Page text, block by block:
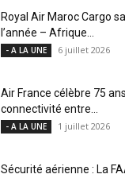
Royal Air Maroc Cargo
l’année – Afrique...
- A LA UNE 6 juillet 2026
Air France célèbre 75
connectivité entre...
- A LA UNE 1 juillet 2026
Sécurité aérienne : La